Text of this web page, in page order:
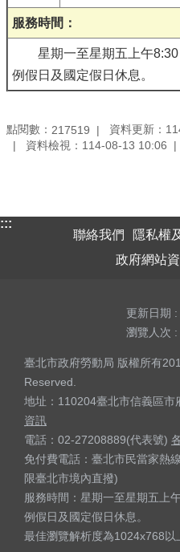
服務時間：
星期一至星期五上午8:30
例假日及國定假日休息。
點閱數： 217519
資料更新：
資料檢視：114-08-13 10:06
:::
聯絡我們
隱私權
政府網站
更新日期
瀏覽人次
臺北市政府勞動局 版權所有
Reserved.
地址：110204臺北市信義區市
資訊
電話：02-27208889(代表號)
免付費電話：臺北市民當家熱
限臺北市境內直撥)
服務時間：星期一至星期五上
例假日及國定假日休息。
最佳瀏覽解析度為1024x768以